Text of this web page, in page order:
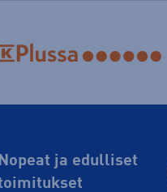
ja edulliset